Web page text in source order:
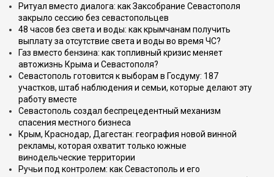
Ритуал вместо диалога: как Заксобрание Севастополя
закрыло сессию без севастопольцев
48 часов без света и воды: как крымчанам получить
выплату за отсутствие света и воды во время ЧС?
Газ вместо бензина: как топливный кризис меняет
автожизнь Крыма и Севастополя?
Севастополь готовится к выборам в Госдуму: 187
участков, штаб наблюдения и семьи, которые делают эту
работу вместе
Севастополь создал беспрецедентный механизм
спасения местного бизнеса
Крым, Краснодар, Дагестан: география новой винной
рекламы, которая охватит только южные
винодельческие территории
Ручьи под контролем: как Севастополь и его